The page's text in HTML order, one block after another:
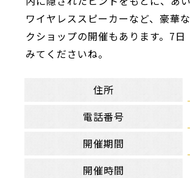
ワイヤレススピーカーなど、豪華
クショップの開催もあります。7
みてくださいね。
住所
電話番号
開催期間
開催時間